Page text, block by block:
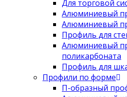
Для торговой
Алюминиевый
Алюминиевый
Профиль для
Алюминиевый
поликарбоната
Профиль для
Профили по форме
П-образный